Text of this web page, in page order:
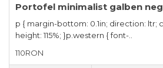
Portofel minimalist galben
p { margin-bottom: 0.1in; direction: ltr;
height: 115%; }p.western { font-..
110RON